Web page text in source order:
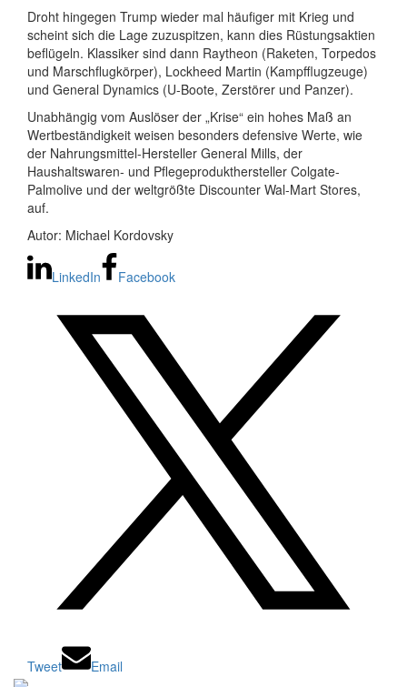
Droht hingegen Trump wieder mal häufiger mit Krieg und
scheint sich die Lage zuzuspitzen, kann dies Rüstungsaktien
beflügeln. Klassiker sind dann Raytheon (Raketen, Torpedos
und Marschflugkörper), Lockheed Martin (Kampfflugzeuge)
und General Dynamics (U-Boote, Zerstörer und Panzer).
Unabhängig vom Auslöser der „Krise“ ein hohes Maß an
Wertbeständigkeit weisen besonders defensive Werte, wie
der Nahrungsmittel-Hersteller General Mills, der
Haushaltswaren- und Pflegeprodukthersteller Colgate-
Palmolive und der weltgrößte Discounter Wal-Mart Stores,
auf.
Autor: Michael Kordovsky
LinkedIn Facebook
Tweet Email